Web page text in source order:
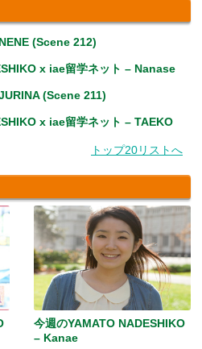
(Scene 212)
x iae留学ネット – Nanase
(Scene 211)
x iae留学ネット – TAEKO
トップ20リストへ
今週のYAMATO NADESHIKO
– Kanae